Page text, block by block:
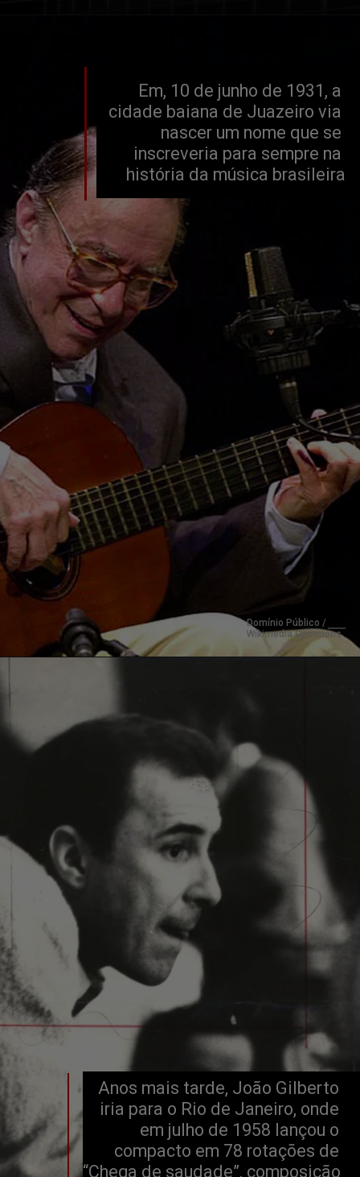
Em, 10 de junho de 1931, a
cidade baiana de Juazeiro via
nascer um nome que se
inscreveria para sempre na
história da música brasileira
Domínio Público /
Wikimedia Commons
Anos mais tarde, João Gilberto
iria para o Rio de Janeiro, onde
em julho de 1958 lançou o
compacto em 78 rotações de
“Chega de saudade”, composição